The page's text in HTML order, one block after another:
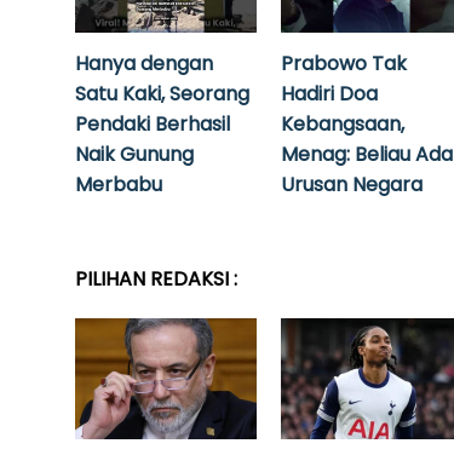
Hanya dengan
Satu Kaki, Seorang
Pendaki Berhasil
Naik Gunung
Merbabu
Prabowo Tak
Hadiri Doa
Kebangsaan,
Menag: Beliau Ada
Urusan Negara
PILIHAN REDAKSI :